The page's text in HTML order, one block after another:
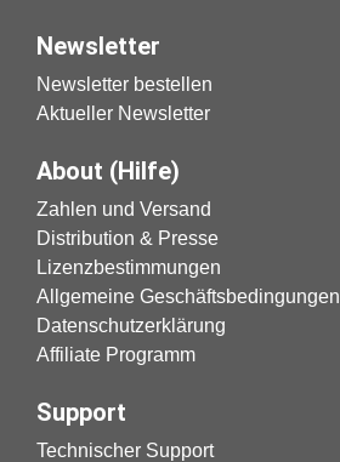
Newsletter
Newsletter bestellen
Aktueller Newsletter
About (Hilfe)
Zahlen und Versand
Distribution & Presse
Lizenzbestimmungen
Allgemeine Geschäftsbedingungen
Datenschutzerklärung
Affiliate Programm
Support
Technischer Support